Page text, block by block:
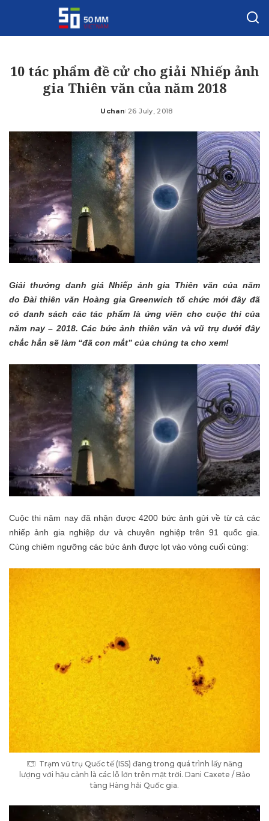
10 tác phẩm đề cử cho giải Nhiếp ảnh
gia Thiên văn của năm 2018
Posted
Uchan 26 July, 2018
Giải thưởng danh giá Nhiếp ảnh gia Thiên văn của năm
do Đài thiên văn Hoàng gia Greenwich tổ chức mới đây đã
có danh sách các tác phẩm là ứng viên cho cuộc thi của
năm nay – 2018. Các bức ảnh thiên văn và vũ trụ dưới đây
chắc hẳn sẽ làm “đã con mắt” của chúng ta cho xem!
Cuộc thi năm nay đã nhận được 4200 bức ảnh gửi về từ cả các
nhiếp ảnh gia nghiệp dư và chuyên nghiệp trên 91 quốc gia.
Cùng chiêm ngưỡng các bức ảnh được lọt vào vòng cuối cùng:
Trạm vũ trụ Quốc tế (ISS) đang trong quá trình lấy năng
lượng với hậu cảnh là các lỗ lớn trên mặt trời. Dani Caxete / Bảo
tàng Hàng hải Quốc gia.